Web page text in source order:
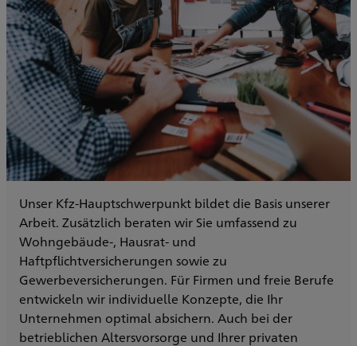
Unser Kfz-Hauptschwerpunkt bildet die Basis unserer
Arbeit. Zusätzlich beraten wir Sie umfassend zu
Wohngebäude-, Hausrat- und
Haftpflichtversicherungen sowie zu
Gewerbeversicherungen. Für Firmen und freie Berufe
entwickeln wir individuelle Konzepte, die Ihr
Unternehmen optimal absichern. Auch bei der
betrieblichen Altersvorsorge und Ihrer privaten